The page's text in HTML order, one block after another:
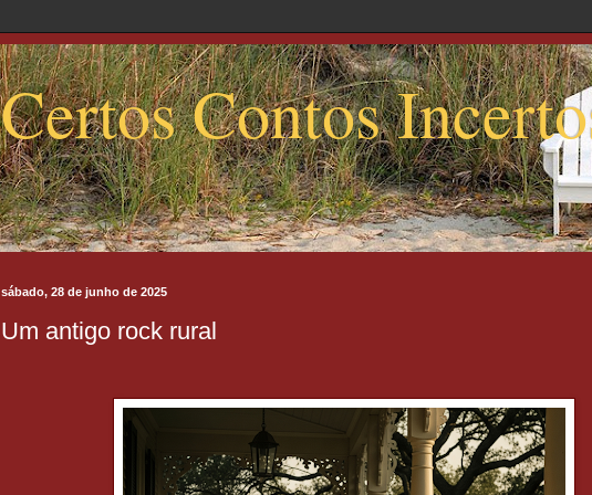
Certos Contos
sábado, 28 de junho de 2025
Um antigo rock rural